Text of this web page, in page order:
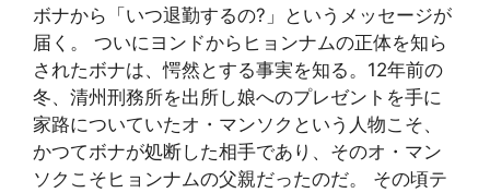
ボナから「いつ退勤するの?」というメッセージが
届く。 ついにヨンドからヒョンナムの正体を知ら
されたボナは、愕然とする事実を知る。12年前の
冬、清州刑務所を出所し娘へのプレゼントを手に
家路についていたオ・マンソクという人物こそ、
かつてボナが処断した相手であり、そのオ・マン
ソクこそヒョンナムの父親だったのだ。 その頃テ